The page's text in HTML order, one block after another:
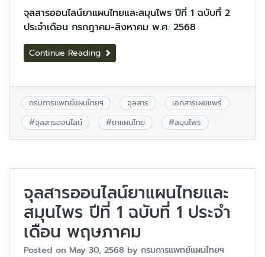
จุลสารออนไลน์ยาแผนไทยและสมุนไพร ปีที่ 1 ฉบับที่ 2
ประจำเดือน กรกฎาคม-สิงหาคม พ.ศ. 2568
Continue Reading
กรมการแพทย์แผนไทยฯ จุลสาร
เอกสารเผยแพร่
#จุลสารออนไลน์ #ยาแผนไทย #สมุนไพร
จุลสารออนไลน์ยาแผนไทยและ
สมุนไพร ปีที่ 1 ฉบับที่ 1 ประจำ
เดือน พฤษภาคม
Posted on May 30, 2568 by กรมการแพทย์แผนไทยฯ